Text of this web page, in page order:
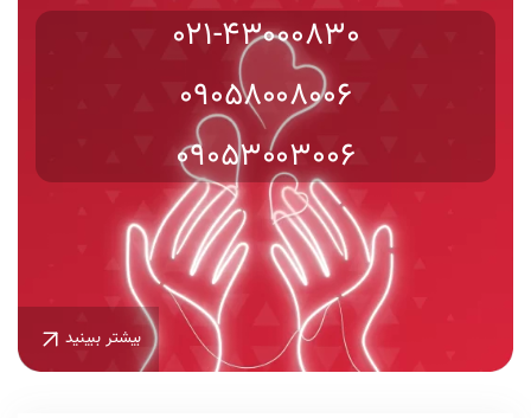
021-43000830
09058008006
09053003006
بیشتر ببینید